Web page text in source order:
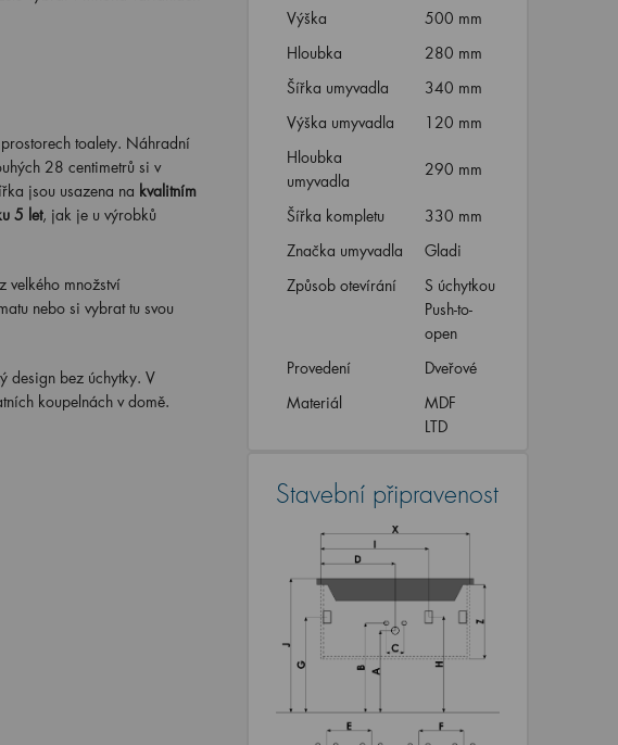
toalety. Náhradní
28 centimetrů si v
jsou usazena na kvalitním
5 let, jak je u výrobků
velkého množství
nebo si vybrat tu svou
design bez úchytky. V
koupelnách v domě.
Výška
500 mm
Hloubka
280 mm
Šířka umyvadla
340 mm
Výška umyvadla
120 mm
Hloubka
umyvadla
290 mm
Šířka kompletu
330 mm
Značka umyvadla
Gladi
Způsob otevírání
S úchytkou
Push-to-
open
Provedení
Dveřové
Materiál
MDF
LTD
Stavební připravenost